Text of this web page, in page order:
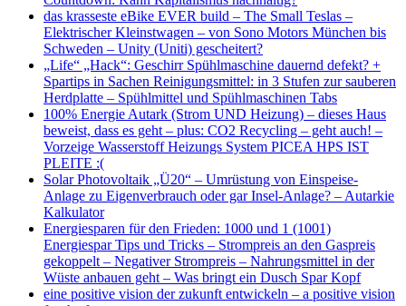
das krasseste eBike EVER build – The Small Teslas –
Elektrischer Kleinstwagen – von Sono Motors München bis
Schweden – Unity (Uniti) gescheitert?
„Life“ „Hack“: Geschirr Spühlmaschine dauernd defekt? +
Spartips in Sachen Reinigungsmittel: in 3 Stufen zur sauberen
Herdplatte – Spühlmittel und Spühlmaschinen Tabs
100% Energie Autark (Strom UND Heizung) – dieses Haus
beweist, dass es geht – plus: CO2 Recycling – geht auch! –
Vorzeige Wasserstoff Heizungs System PICEA HPS IST
PLEITE :(
Solar Photovoltaik „Ü20“ – Umrüstung von Einspeise-
Anlage zu Eigenverbrauch oder gar Insel-Anlage? – Autarkie
Kalkulator
Energiesparen für den Frieden: 1000 und 1 (1001)
Energiespar Tips und Tricks – Strompreis an den Gaspreis
gekoppelt – Negativer Strompreis – Nahrungsmittel in der
Wüste anbauen geht – Was bringt ein Dusch Spar Kopf
eine positive vision der zukunft entwickeln – a positive vision